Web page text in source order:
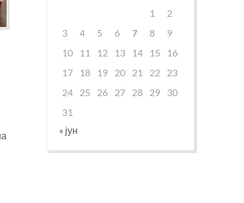
1
2
3
4 5 6 7 8
9
10
11 12 13 14 15
16
17
18 19 20 21 22
23
24
25 26 27 28 29
30
31
« јун